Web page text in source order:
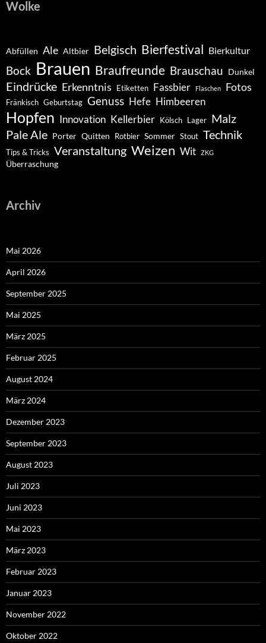
Wolke
Abfüllen Ale Altbier Belgisch Bierfestival Bierkultur
Bock Brauen Braufreunde Brauschau Dunkel
Eindrücke Erkenntnis Etiketten Fassbier Flaschen Fotos
Fränkisch Geburtstag Genuss Hefe Himbeeren
Hopfen Innovation Kellerbier Kölsch Lager Malz
Pale Ale Porter Quitten Rotbier Sommer Stout Technik
Tips & Tricks Veranstaltung Weizen Wit ZKG
Überraschung
Archiv
Mai 2026
April 2026
September 2025
Mai 2025
März 2025
Februar 2025
August 2024
März 2024
Dezember 2023
September 2023
August 2023
Juli 2023
Juni 2023
Mai 2023
März 2023
Februar 2023
Januar 2023
November 2022
Oktober 2022